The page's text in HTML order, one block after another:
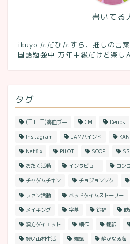
書いてる
ikuyo ただひたすら、推しの言
国語勉強中 万年中級だけど楽し
タグ
(￣TT￣)鼻血ブー CM Denps
Instagram JAMハインド
Netflix PILOT SOOP
おたく活動 インタビュー コン
チャダムチキン チョジョンソク
ファン活動 ベッドタイムストーリー
メイキング 字幕 徐福
漢方ダイエット 細作 翻訳
賢い山村生活 雑誌 静かなる海